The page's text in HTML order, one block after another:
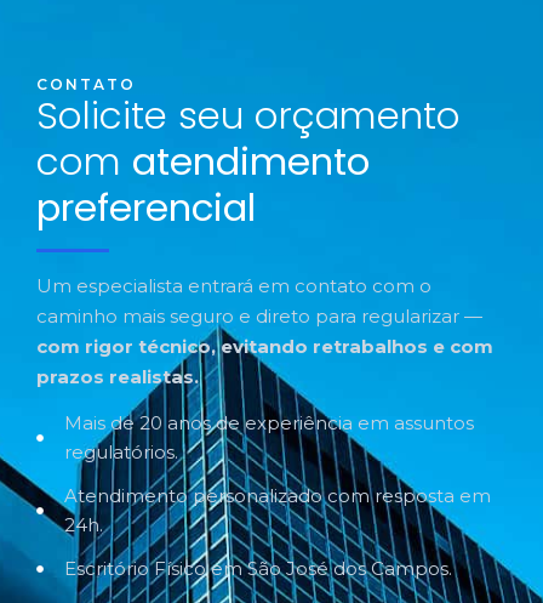
CONTATO
Solicite seu orçamento
com atendimento
preferencial
Um especialista entrará em contato com o
caminho mais seguro e direto para regularizar —
com rigor técnico, evitando retrabalhos e com
prazos realistas.
Mais de 20 anos de experiência em assuntos
regulatórios.
Atendimento personalizado com resposta em
24h.
Escritório Físico em São José dos Campos.